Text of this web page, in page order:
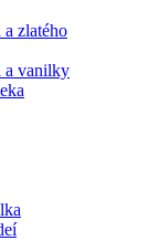
zlatého
a vanilky